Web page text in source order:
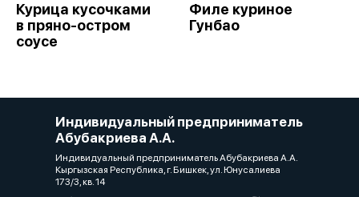
Курица кусочками
в пряно-остром
соусе
Филе куриное
Гунбао
Индивидуальный предприниматель
Абубакриева А.А.
Индивидуальный предприниматель Абубакриева А.А.
Кыргызская Республика, г. Бишкек, ул. Юнусалиева
173/3, кв. 14